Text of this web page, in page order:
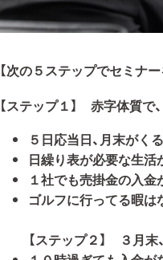
【次の５ステップでセミナ
【ステップ１】 赤字体質で
５日応当日、月末がく
日繰り表が必要な生活
１社でも売掛金の入
ゴルフに行ってる暇は
【ステップ２】 ３月末